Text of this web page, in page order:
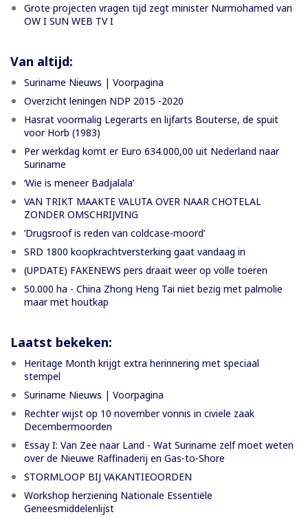
Grote projecten vragen tijd zegt minister Nurmohamed van
OW I SUN WEB TV I
Van altijd:
Suriname Nieuws | Voorpagina
Overzicht leningen NDP 2015 -2020
Hasrat voormalig Legerarts en lijfarts Bouterse, de spuit
voor Horb (1983)
Per werkdag komt er Euro 634.000,00 uit Nederland naar
Suriname
‘Wie is meneer Badjalala’
VAN TRIKT MAAKTE VALUTA OVER NAAR CHOTELAL
ZONDER OMSCHRIJVING
’Drugsroof is reden van coldcase-moord’
SRD 1800 koopkrachtversterking gaat vandaag in
(UPDATE) FAKENEWS pers draait weer op volle toeren
50.000 ha - China Zhong Heng Tai niet bezig met palmolie
maar met houtkap
Laatst bekeken:
Heritage Month krijgt extra herinnering met speciaal
stempel
Suriname Nieuws | Voorpagina
Rechter wijst op 10 november vonnis in civiele zaak
Decembermoorden
Essay I: Van Zee naar Land - Wat Suriname zelf moet weten
over de Nieuwe Raffinaderij en Gas-to-Shore
STORMLOOP BIJ VAKANTIEOORDEN
Workshop herziening Nationale Essentiële
Geneesmiddelenlijst